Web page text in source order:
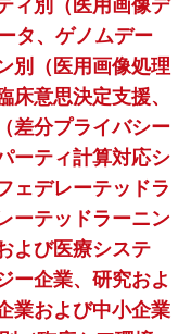
ィ別（医用画像デ
タ、ゲノムデー
別（医用画像処理
床意思決定支援、
差分プライバシー
ーティ計算対応シ
ェデレーテッドラ
ーテッドラーニン
よび医療システ
ー企業、研究およ
業および中小企業